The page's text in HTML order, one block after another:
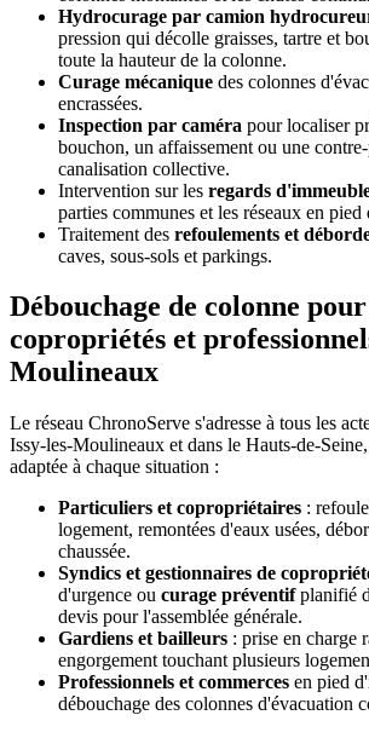
Hydrocurage par camion
pression qui décolle graisses, tartre et
toute la hauteur de la colonne.
Curage mécanique des colonnes
encrassées.
Inspection par caméra pour localiser
bouchon, un affaissement ou une
canalisation collective.
Intervention sur les regards
parties communes et les réseaux en pied
Traitement des refoulements et
caves, sous-sols et parkings.
Débouchage de colonne
copropriétés et
Moulineaux
Le réseau ChronoServe s'adresse à tous les
Issy-les-Moulineaux et dans le Hauts-de-
adaptée à chaque situation :
Particuliers et copropriétaires :
logement, remontées d'eaux usées,
chaussée.
Syndics et gestionnaires de
d'urgence ou curage préventifplanifié
devis pour l'assemblée générale.
Gardiens et bailleurs : prise en charge
engorgement touchant plusieurs
Professionnels et commerces en pied
débouchage des colonnes d'évacuation